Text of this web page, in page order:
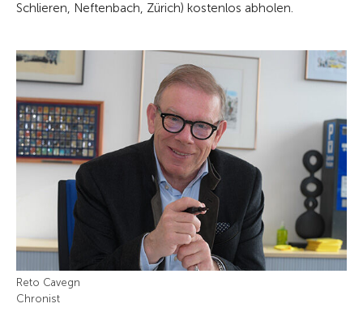
Schlieren, Neftenbach, Zürich) kostenlos abholen.
Reto Cavegn
Chronist